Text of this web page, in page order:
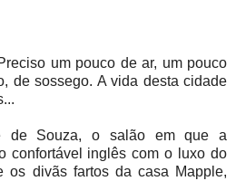
um pouco de ar, um pouco
de sossego. A vida desta cidade
de Souza, o salão em que a
confortável inglês com o luxo do
os divãs fartos da casa Mapple,